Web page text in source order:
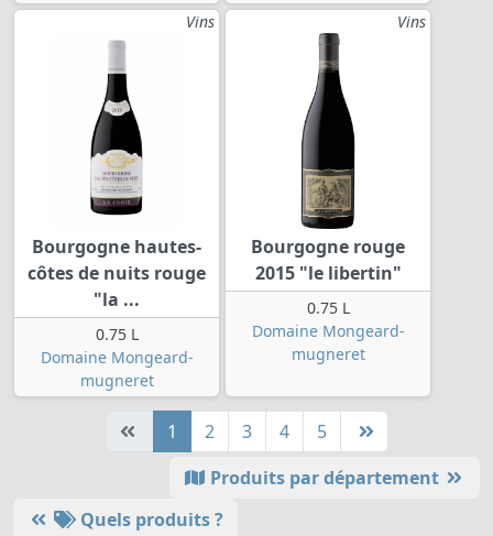
Vins
Bourgogne hautes-
côtes de nuits rouge
"la ...
0.75 L
Domaine Mongeard-
mugneret
Vins
Bourgogne rouge
2015 "le libertin"
0.75 L
Domaine Mongeard-
mugneret
1 2 3 4
5
Produits par département
Quels produits ?